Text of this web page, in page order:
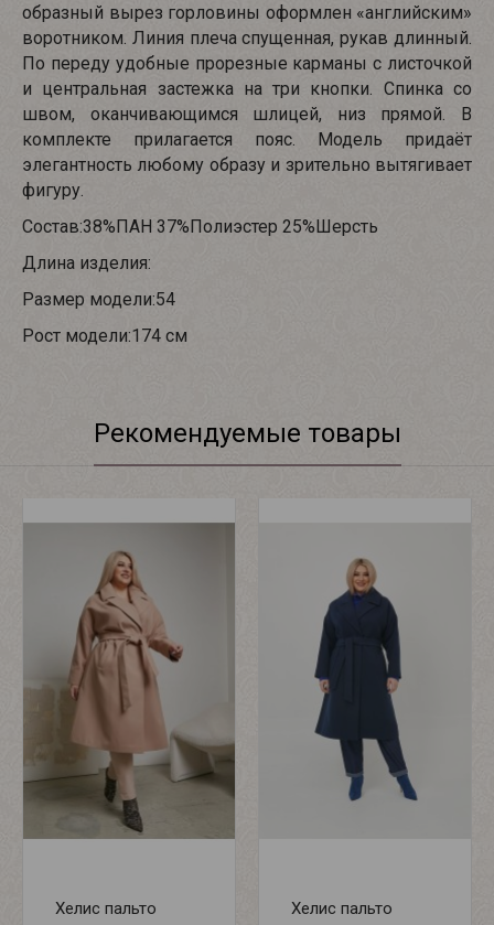
образный вырез горловины оформлен «английским»
воротником. Линия плеча спущенная, рукав длинный.
По переду удобные прорезные карманы с листочкой
и центральная застежка на три кнопки. Спинка со
швом, оканчивающимся шлицей, низ прямой. В
комплекте прилагается пояс. Модель придаёт
элегантность любому образу и зрительно вытягивает
фигуру.
Состав:38%ПАН 37%Полиэстер 25%Шерсть
Длина изделия:
Размер модели:54
Рост модели:174 см
Рекомендуемые товары
Хелис пальто
Хелис пальто